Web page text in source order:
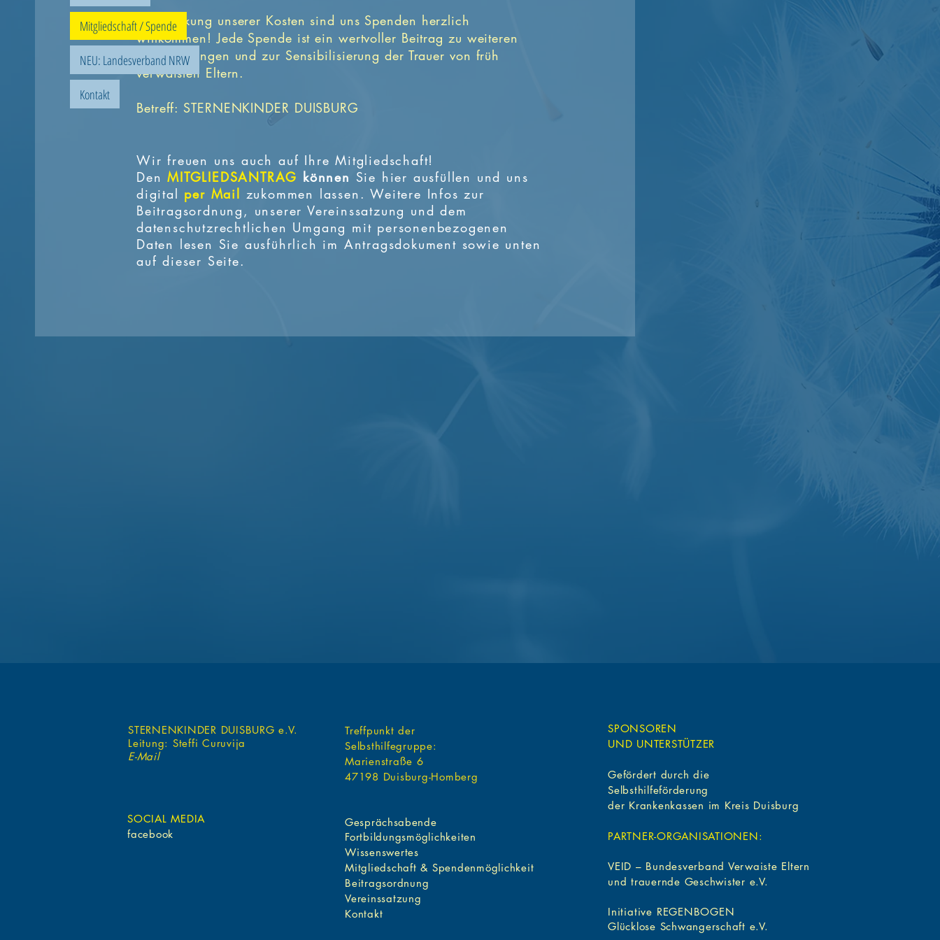
Mitgliedschaft / Spende
NEU: Landesverband NRW
Kontakt
Zur Deckung unserer Kosten sind uns Spenden herzlich
willkommen!Jede Spende ist ein wertvoller Beitrag zu weiteren
Verbesserungen und zur Sensibilisierungder Trauer von früh
verwaisten Eltern.
Betreff: STERNENKINDER DUISBURG
Wir freuen uns auch auf Ihre Mitgliedschaft!
DenMITGLIEDSANTRAG können Sie hier ausfüllen und uns
digital per Mail zukommen lassen. Weitere Infos zur
Beitragsordnung, unsererVereinssatzung und dem
datenschutzrechtlichen Umgang mit personenbezogenen
Daten lesen Sie ausführlich im Antragsdokument sowie unten
auf dieser Seite.
STERNENKINDER DUISBURG e.V.
Leitung: Steffi Curuvija
E-Mail
SOCIAL MEDIA
facebook
Treffpunkt der
Selbsthilfegruppe:
Marienstraße 6
47198 Duisburg-Homberg
Gesprächsabende
Fortbildungsmöglichkeiten
Wissenswertes
Mitgliedschaft & Spendenmöglichkeit
Beitragsordnung
Vereinssatzung
Kontakt
SPONSOREN
UND UNTERSTÜTZER
Gefördert durch die
Selbsthilfeförderung
der Krankenkassen im Kreis Duisburg
PARTNER-ORGANISATIONEN:
VEID – Bundesverband Verwaiste Eltern
und trauernde Geschwister e.V.
Initiative REGENBOGEN
Glücklose Schwangerschaft e.V.